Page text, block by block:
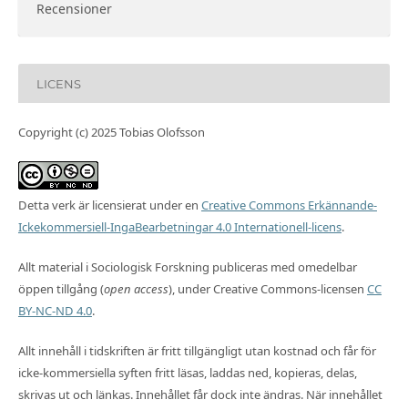
Recensioner
LICENS
Copyright (c) 2025 Tobias Olofsson
Detta verk är licensierat under en Creative Commons Erkännande-
Ickekommersiell-IngaBearbetningar 4.0 Internationell-licens.
Allt material i Sociologisk Forskning publiceras med omedelbar
öppen tillgång (open access), under Creative Commons-licensen CC
BY-NC-ND 4.0.
Allt innehåll i tidskriften är fritt tillgängligt utan kostnad och får för
icke-kommersiella syften fritt läsas, laddas ned, kopieras, delas,
skrivas ut och länkas. Innehållet får dock inte ändras. När innehållet